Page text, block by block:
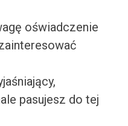
oświadczenie
pasujesz do tej